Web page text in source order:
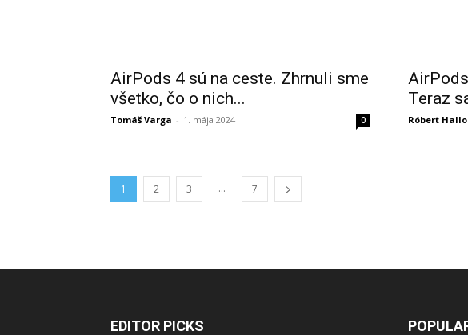
AirPods 4 sú na ceste. Zhrnuli sme
všetko, čo o nich...
Tomáš Varga - 1. mája 2024 0
Teraz
Róbert
1 2 3 ... 7
EDITOR PICKS